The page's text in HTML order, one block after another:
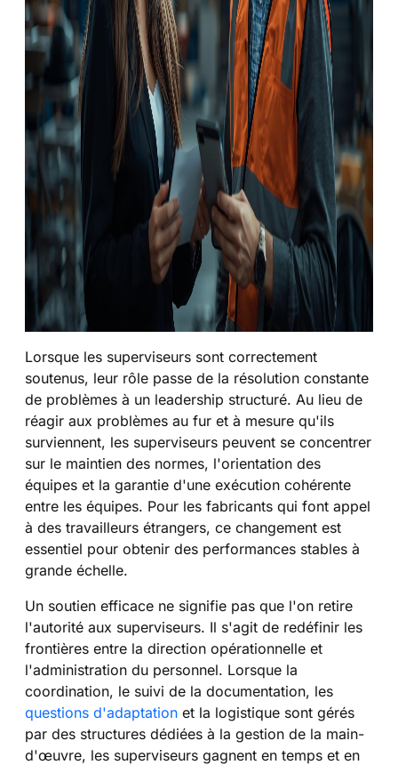
Lorsque les superviseurs sont correctement
soutenus, leur rôle passe de la résolution constante
de problèmes à un leadership structuré. Au lieu de
réagir aux problèmes au fur et à mesure qu'ils
surviennent, les superviseurs peuvent se concentrer
sur le maintien des normes, l'orientation des
équipes et la garantie d'une exécution cohérente
entre les équipes. Pour les fabricants qui font appel
à des travailleurs étrangers, ce changement est
essentiel pour obtenir des performances stables à
grande échelle.
Un soutien efficace ne signifie pas que l'on retire
l'autorité aux superviseurs. Il s'agit de redéfinir les
frontières entre la direction opérationnelle et
l'administration du personnel. Lorsque la
coordination, le suivi de la documentation, les
questions d'adaptation et la logistique sont gérés
par des structures dédiées à la gestion de la main-
d'œuvre, les superviseurs gagnent en temps et en